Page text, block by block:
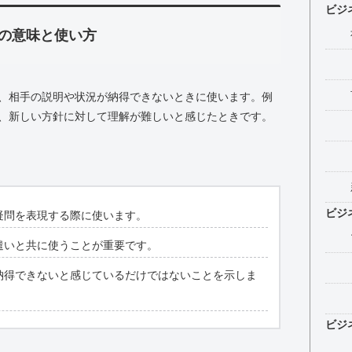
意味と使い方
相手の説明や状況が納得できないときに使います。例
しい方針に対して理解が難しいと感じたときです。
を表現する際に使います。
と共に使うことが重要です。
できないと感じているだけではないことを示しま
ビジ
ビジ
ビジ